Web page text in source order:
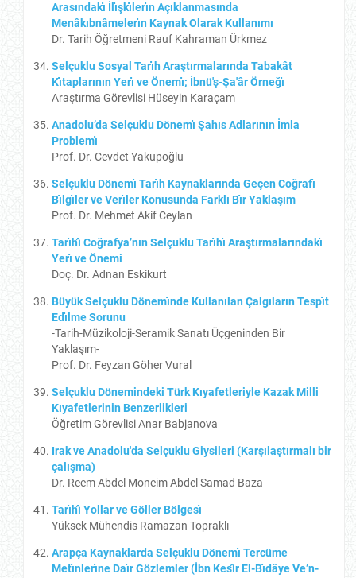
Arasındakı̇ İlı̇şkı̇lerı̇n Açıklanmasında
Menâkıbnâmelerı̇n Kaynak Olarak Kullanımı
Dr. Tarih Öğretmeni Rauf Kahraman Ürkmez
Selçuklu Sosyal Tarı̇h Araştırmalarında Tabakât
Kı̇taplarının Yerı̇ ve Önemı̇; İbnü'ş-Şa'âr Örneğı̇
Araştırma Görevlisi Hüseyin Karaçam
Anadolu’da Selçuklu Dönemı̇ Şahıs Adlarının İmla
Problemı̇
Prof. Dr. Cevdet Yakupoğlu
Selçuklu Dönemı̇ Tarı̇h Kaynaklarında Geçen Coğrafı̇
Bı̇lgı̇ler ve Verı̇ler Konusunda Farklı Bı̇r Yaklaşım
Prof. Dr. Mehmet Akif Ceylan
Tarı̇hı̂ Coğrafya’nın Selçuklu Tarı̇hı̇ Araştırmalarındakı̇
Yerı̇ ve Önemi
Doç. Dr. Adnan Eskikurt
Büyük Selçuklu Dönemı̇nde Kullanılan Çalgıların Tespı̇t
Edı̇lme Sorunu
-Tarih-Müzikoloji-Seramik Sanatı Üçgeninden Bir
Yaklaşım-
Prof. Dr. Feyzan Göher Vural
Selçuklu Dönemindeki Türk Kıyafetleriyle Kazak Milli
Kıyafetlerinin Benzerlikleri
Öğretim Görevlisi Anar Babjanova
Irak ve Anadolu'da Selçuklu Giysileri (Karşılaştırmalı bir
çalışma)
Dr. Reem Abdel Moneim Abdel Samad Baza
Tarı̇hı̂ Yollar ve Göller Bölgesı̇
Yüksek Mühendis Ramazan Topraklı
Arapça Kaynaklarda Selçuklu Dönemı̇ Tercüme
Metı̇nlerı̇ne Daı̇r Gözlemler (İbn Kesı̂r El-Bı̇dâye Ve’n-